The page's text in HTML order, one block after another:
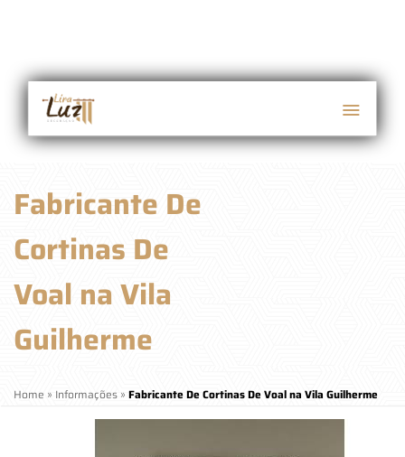
Fabricante De
Cortinas De
Voal na Vila
Guilherme
Home » Informações » Fabricante De Cortinas De Voal na Vila Guilherme